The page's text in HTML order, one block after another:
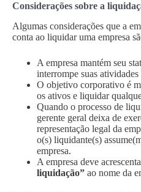
Considerações sobre a
Algumas considerações que a
conta ao liquidar uma empresa
A empresa mantém seu
interrompe suas atividades
O objetivo corporativo é
os ativos e liquidar
Quando o processo de
gerente geral deixa de
representação legal da
o(s) liquidante(s)
empresa.
A empresa deve
liquidação” ao nome da